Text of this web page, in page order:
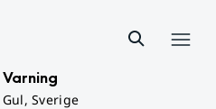
Varning
Gul, Sverige